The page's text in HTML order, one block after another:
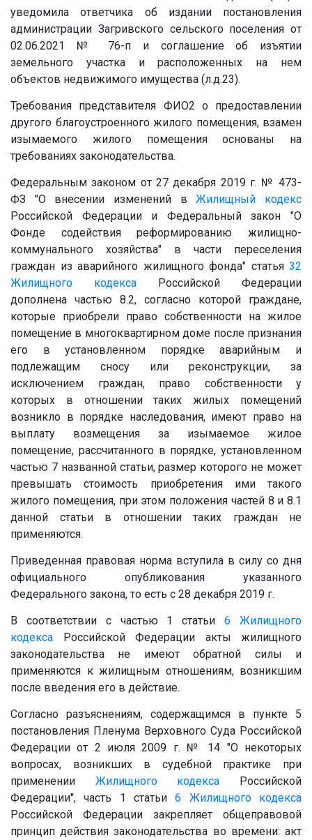
уведомила ответчика об издании постановления
администрации Загривского сельского поселения от
02.06.2021 № 76-п и соглашение об изъятии
земельного участка и расположенных на нем
объектов недвижимого имущества (л.д.23).
Требования представителя ФИО2 о предоставлении
другого благоустроенного жилого помещения, взамен
изымаемого жилого помещения основаны на
требованиях законодательства.
Федеральным законом от 27 декабря 2019 г. № 473-
ФЗ "О внесении изменений вЖилищный кодекс
Российской Федерации и Федеральный закон "О
Фонде содействия реформированию жилищно-
коммунального хозяйства" в части переселения
граждан из аварийного жилищного фонда" статья 32
Жилищного кодекса Российской Федерации
дополнена частью 8.2, согласно которой граждане,
которые приобрели право собственности на жилое
помещение в многоквартирном доме после признания
его в установленном порядке аварийным и
подлежащим сносу или реконструкции, за
исключением граждан, право собственности у
которых в отношении таких жилых помещений
возникло в порядке наследования, имеют право на
выплату возмещения за изымаемое жилое
помещение, рассчитанного в порядке, установленном
частью 7 названной статьи, размер которого не может
превышать стоимость приобретения ими такого
жилого помещения, при этом положения частей 8 и 8.1
данной статьи в отношении таких граждан не
применяются.
Приведенная правовая норма вступила в силу со дня
официального опубликования указанного
Федерального закона, то есть с 28 декабря 2019 г.
В соответствии с частью 1 статьи6
Жилищного
кодекса Российской Федерации акты жилищного
законодательства не имеют обратной силы и
применяются к жилищным отношениям, возникшим
после введения его в действие.
Согласно разъяснениям, содержащимся в пункте 5
постановления Пленума Верховного Суда Российской
Федерации от 2 июля 2009 г. № 14 "О некоторых
вопросах, возникших в судебной практике при
применении Жилищного кодекса Российской
Федерации", часть 1 статьи6
Жилищного кодекса
Российской Федерации закрепляет общеправовой
принцип действия законодательства во времени: акт